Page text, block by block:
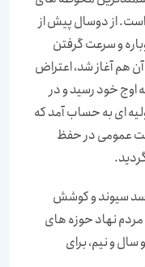
از دوسال پیش از
و سرعت گرفتن
آغاز شد، اعتراض
1385 و بهار 1386 به اوج خود رسید و در
ای به حساب آمد که
در حفظ
سیوند و کوشش
نهاد حوزه های
و نیم، برای